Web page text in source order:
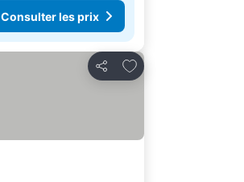
Consulter les prix
Partager
Ajouter à mes favoris